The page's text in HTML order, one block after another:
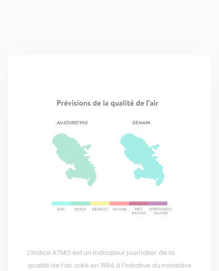
L’indice ATMO est un indicateur journalier de la
qualité de l’air créé en 1994 à l’initiative du ministère